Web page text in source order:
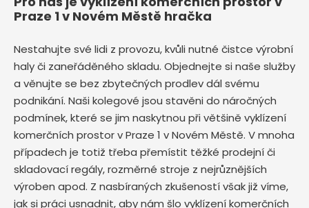
Praze 1 v Novém Městě hračka
Nestahujte své lidi z provozu, kvůli nutné čistce výrobní
haly či zaneřáděného skladu. Objednejte si naše služby
a věnujte se bez zbytečných prodlev dál svému
podnikání. Naši kolegové jsou stavěni do náročných
podmínek, které se jim naskytnou při většině vyklízení
komerčních prostor v Praze 1 v Novém Městě. V mnoha
případech je totiž třeba přemístit těžké prodejní či
skladovací regály, rozměrné stroje z nejrůznějších
výroben apod. Z nasbíraných zkušeností však již víme,
jak si práci usnadnit, aby nám šlo vyklízení komerčních